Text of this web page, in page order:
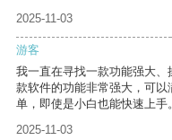
2025-11-03
游客
我一直在寻找一款功能强大
款软件的功能非常强大，可
单，即使是小白也能快速上手。
2025-11-03